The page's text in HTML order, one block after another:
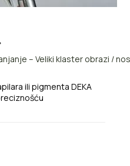
– Veliki klaster obrazi /
ili pigmenta DEKA